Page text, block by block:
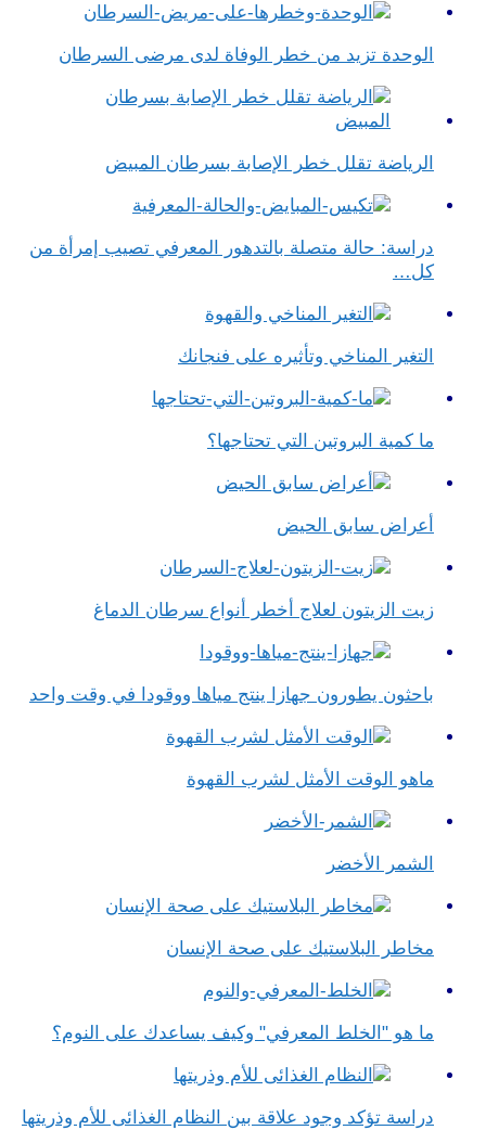
الوحدة تزيد من خطر الوفاة لدى مرضى السرطان
الرياضة تقلل خطر الإصابة بسرطان المبيض
دراسة: حالة متصلة بالتدهور المعرفي تصيب إمرأة من
كل…
التغير المناخي وتأثيره على فنجانك
ما كمية البروتين التي تحتاجها؟
أعراض سابق الحيض
زيت الزيتون لعلاج أخطر أنواع سرطان الدماغ
باحثون يطورون جهازا ينتج مياها ووقودا في وقت واحد
ماهو الوقت الأمثل لشرب القهوة
الشمر الأخضر
مخاطر البلاستيك على صحة الإنسان
ما هو "الخلط المعرفي" وكيف يساعدك على النوم؟
دراسة تؤكد وجود علاقة بين النظام الغذائى للأم وذريتها